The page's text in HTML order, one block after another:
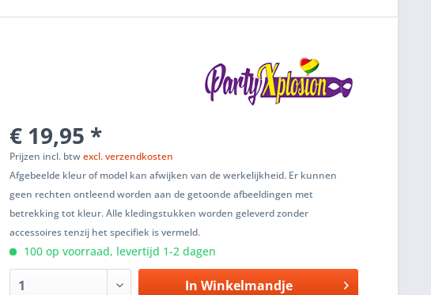
€ 19,95 *
Prijzen incl. btwexcl. verzendkosten
Afgebeelde kleur of model kan afwijken van de werkelijkheid. Er kunnen
geen rechten ontleend worden aan de getoonde afbeeldingen met
betrekking tot kleur. Alle kledingstukken worden geleverd zonder
accessoires tenzij het specifiek is vermeld.
100 op voorraad, levertijd 1-2 dagen
In Winkelmandje